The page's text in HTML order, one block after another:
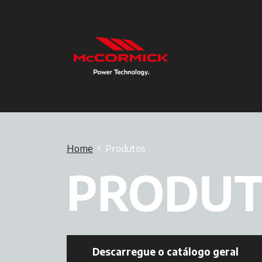
Home Produtos
Descarregue o catálogo geral